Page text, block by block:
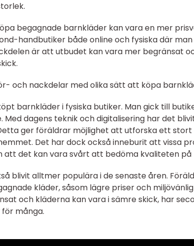
begagnade barnkläder kan vara en mer
handbutiker både online och fysiska där
är att utbudet kan vara mer begränsat
och nackdelar med olika sätt att köpa
barnkläder i fysiska butiker. Man gick till
Med dagens teknik och digitalisering har det
ger föräldrar möjlighet att utforska ett stort
Det har dock också inneburit att vissa
det kan vara svårt att bedöma kvaliteten på
blivit alltmer populära i de senaste åren.
kläder, såsom lägre priser och
och kläderna kan vara i sämre skick, har
många.